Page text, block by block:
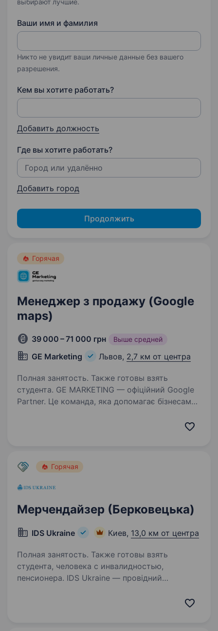
выбирают лучшие.
Ваши имя и фамилия
Никто не увидит ваши личные данные без вашего
разрешения.
Кем вы хотите работать?
Добавить должность
Где вы хотите работать?
Добавить город
Продолжить
Горячая
Менеджер з продажу (Google
maps)
39 000 – 71 000 грн Выше средней
GE Marketing Львов, 2,7 км от центра
Полная занятость. Также готовы взять
студента. GE MARKETING — офіційний Google
Partner. Це команда, яка допомагає бізнесам
Горячая
Мерчендайзер (Берковецька)
IDS Ukraine Киев, 13,0 км от центра
Полная занятость. Также готовы взять
студента, человека с инвалидностью,
пенсионера. IDS Ukraine — провідний